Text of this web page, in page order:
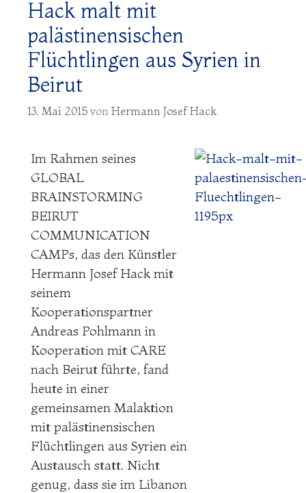
Hack malt mit
palästinensischen
Flüchtlingen aus Syrien in
Beirut
13. Mai 2015 von Hermann Josef Hack
Im Rahmen seines
GLOBAL
BRAINSTORMING
BEIRUT
COMMUNICATION
CAMPs, das den Künstler
Hermann Josef Hack mit
seinem
Kooperationspartner
Andreas Pohlmann in
Kooperation mit CARE
nach Beirut führte, fand
heute in einer
gemeinsamen Malaktion
mit palästinensischen
Flüchtlingen aus Syrien ein
Austausch statt. Nicht
genug, dass sie im Libanon